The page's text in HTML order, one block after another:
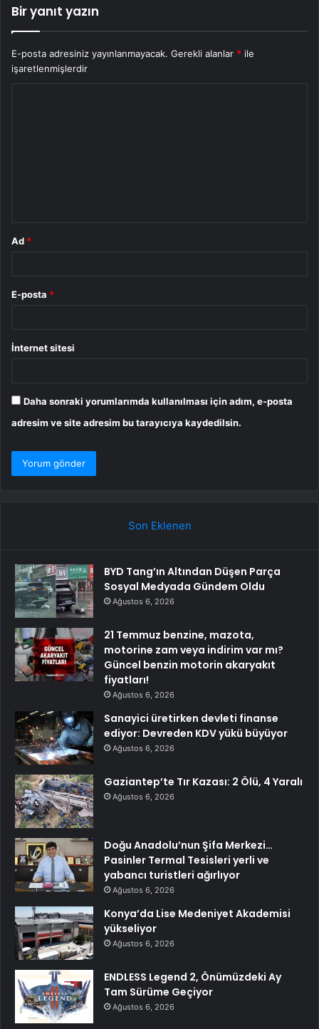
Bir yanıt yazın
E-posta adresiniz yayınlanmayacak. Gerekli alanlar * ile
işaretlenmişlerdir
Ad *
E-posta *
İnternet sitesi
Daha sonraki yorumlarımda kullanılması için adım, e-posta
adresim ve site adresim bu tarayıcıya kaydedilsin.
Son Eklenen
BYD Tang’ın Altından Düşen Parça
Sosyal Medyada Gündem Oldu
Ağustos 6, 2026
21 Temmuz benzine, mazota,
motorine zam veya indirim var mı?
Güncel benzin motorin akaryakıt
fiyatları!
Ağustos 6, 2026
Sanayici üretirken devleti finanse
ediyor: Devreden KDV yükü büyüyor
Ağustos 6, 2026
Gaziantep’te Tır Kazası: 2 Ölü, 4 Yaralı
Ağustos 6, 2026
Doğu Anadolu’nun Şifa Merkezi…
Pasinler Termal Tesisleri yerli ve
yabancı turistleri ağırlıyor
Ağustos 6, 2026
Konya’da Lise Medeniyet Akademisi
yükseliyor
Ağustos 6, 2026
ENDLESS Legend 2, Önümüzdeki Ay
Tam Sürüme Geçiyor
Ağustos 6, 2026